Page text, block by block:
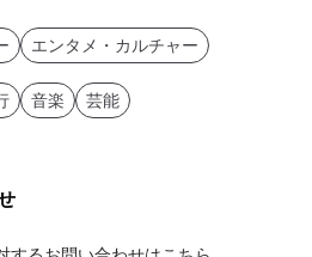
エンタメ・カルチャー
音楽 芸能